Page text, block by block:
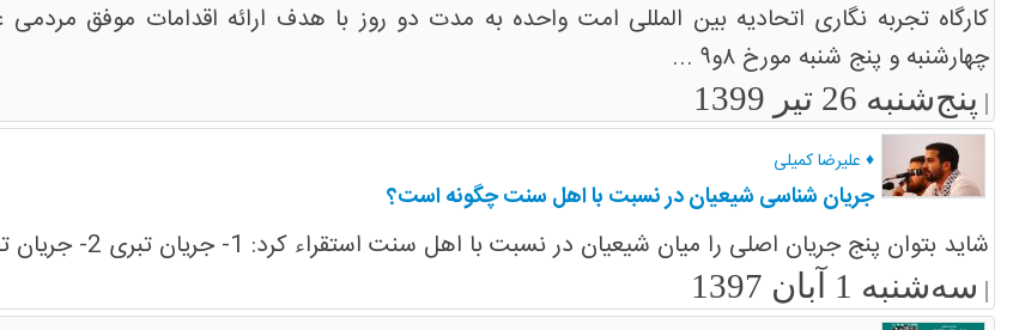
کارگاه تجربه نگاری اتحادیه بین المللی امت واحده به مدت دو روز با هدف ارائه اقدامات موفق
چهارشنبه و پنج شنبه مورخ ۸و۹ ...
پنج‌شنبه 26 تیر 1399
♦ علیرضا کمیلی
جریان شناسی شیعیان در نسبت با اهل سنت چگونه است؟
شاید بتوان پنج جریان اصلی را میان شیعیان در نسبت با اهل سنت استقراء کرد: 1- جریان تبری 2- جریان تحدید 3-جریان تحدی 4- جریان تمدنی 5-جریان سکولار
سه‌شنبه 1 آبان 1397